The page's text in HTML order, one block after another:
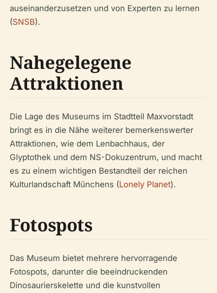
auseinanderzusetzen und von Experten zu lernen
(SNSB).
Nahegelegene
Attraktionen
Die Lage des Museums im Stadtteil Maxvorstadt
bringt es in die Nähe weiterer bemerkenswerter
Attraktionen, wie dem Lenbachhaus, der
Glyptothek und dem NS-Dokuzentrum, und macht
es zu einem wichtigen Bestandteil der reichen
Kulturlandschaft Münchens (Lonely Planet).
Fotospots
Das Museum bietet mehrere hervorragende
Fotospots, darunter die beeindruckenden
Dinosaurierskelette und die kunstvollen